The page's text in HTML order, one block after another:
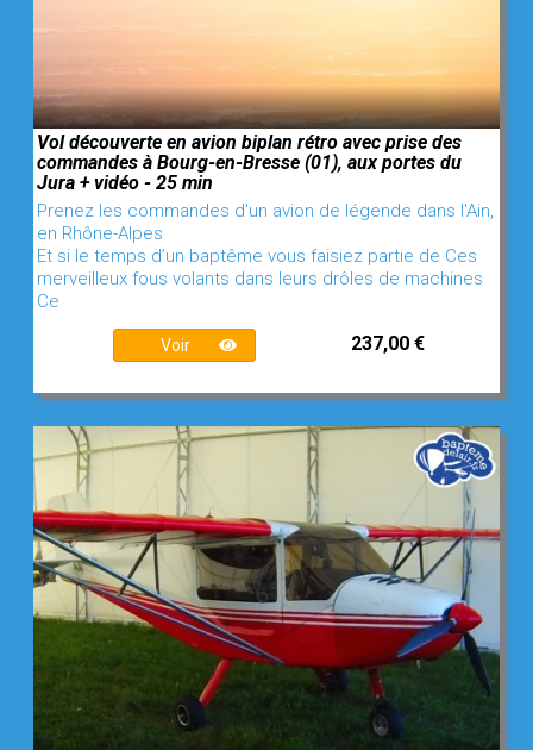
Vol découverte en avion biplan rétro avec prise des
commandes à Bourg-en-Bresse (01), aux portes du
Jura + vidéo - 25 min
Prenez les commandes d'un avion de légende dans l'Ain,
en Rhône-Alpes
Et si le temps d’un baptême vous faisiez partie de Ces
merveilleux fous volants dans leurs drôles de machines
Ce
Voir 237,00 €